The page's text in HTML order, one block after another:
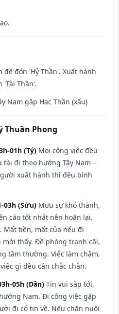
để đón 'Hỷ Thần'. Xuất hành
'Tài Thần'.
Nam gặp Hạc Thần (xấu)
Thuần Phong
01h (Tý) Mọi công việc đều
đi theo hướng Tây Nam –
xuất hành thì đều bình
03h (Sửu) Mưu sự khó thành,
cáo tốt nhất nên hoãn lại.
Mất tiền, mất của nếu đi
thấy. Đề phòng tranh cãi,
tầm thường. Việc làm chậm,
gì đều cần chắc chắn.
05h (Dần) Tin vui sắp tới,
Nam. Đi công việc gặp
đi có tin về. Nếu chăn nuôi